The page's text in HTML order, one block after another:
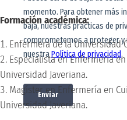
Formación académica:
Enfermera de la Universidad
Especialista en Enfermería
Universidad Javeriana.
Magíster en Enfermería en
Universidad Javeriana.